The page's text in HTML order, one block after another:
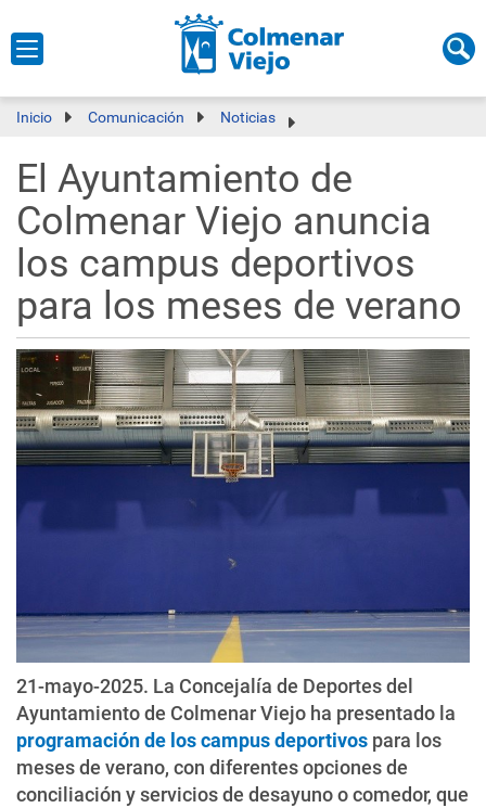
Inicio Comunicación Noticias
El Ayuntamiento de
Colmenar Viejo anuncia
los campus deportivos
para los meses de verano
21-mayo-2025. La Concejalía de Deportes del
Ayuntamiento de Colmenar Viejo ha presentado la
programación de los campus deportivos para los
meses de verano, con diferentes opciones de
conciliación y servicios de desayuno o comedor, que